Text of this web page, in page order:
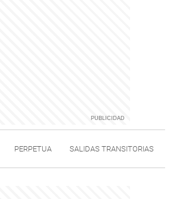
PERPETUA SALIDAS TRANSITORIAS